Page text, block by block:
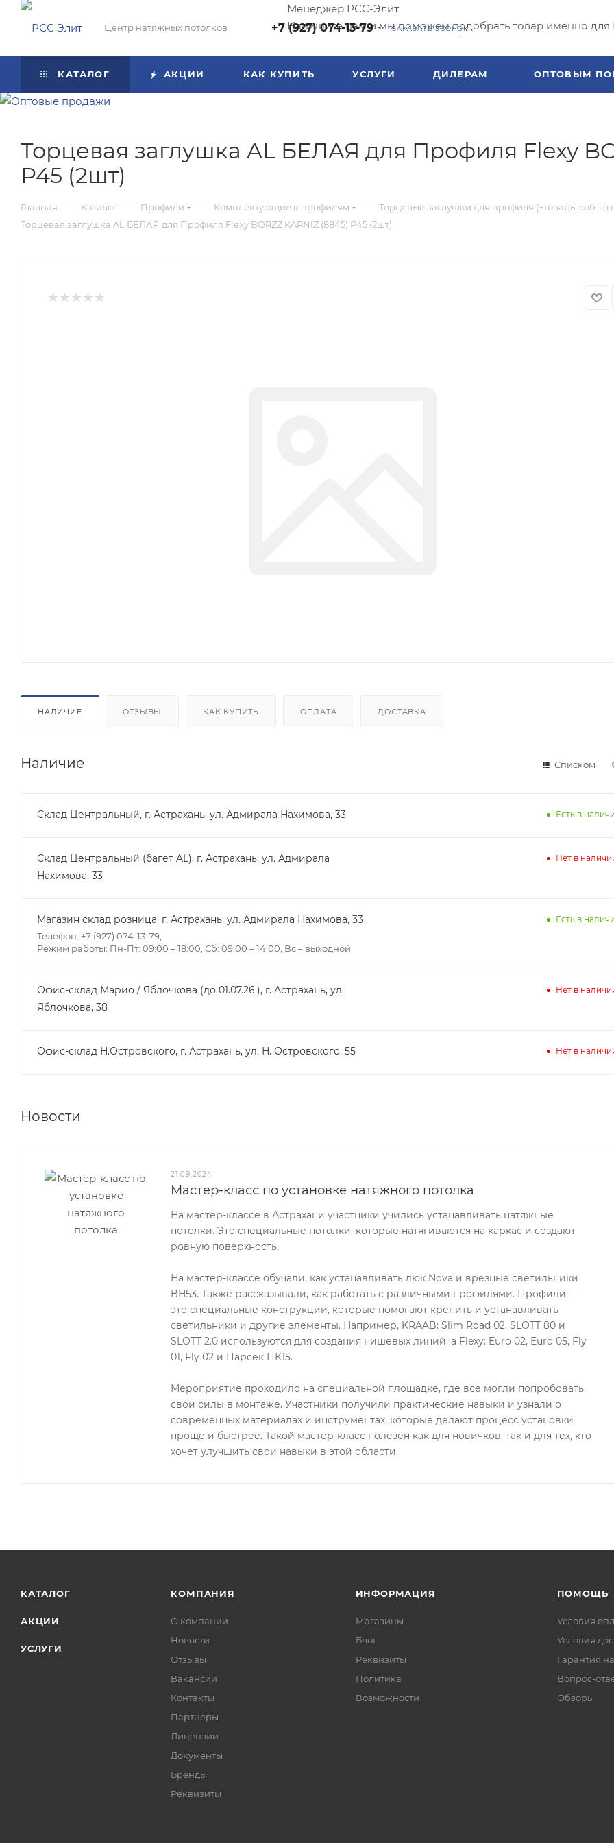
Менеджер РСС-Элит
Напишите нам и мы поможем подобрать товар именно для
Центр натяжных потолков +7 (927) 074-13-79 ЗАКАЗАТЬ ЗВОНОК
КАТАЛОГ АКЦИИ КАК КУПИТЬ УСЛУГИ ДИЛЕРАМ ОПТОВЫМ
Торцевая заглушка AL БЕЛАЯ для Профиля Flexy
Р45 (2шт)
Главная — Каталог — Профили — Комплектующие к профилям —
Торцевые заглушки для профиля (+товары соб-го
Торцевая заглушка AL БЕЛАЯ для Профиля Flexy BORZZ KARNIZ (8845) Р45 (2шт)
НАЛИЧИЕ ОТЗЫВЫ КАК КУПИТЬ ОПЛАТА ДОСТАВКА
Наличие Списком
Склад Центральный, г. Астрахань, ул. Адмирала Нахимова, 33 Есть в
Склад Центральный (багет AL), г. Астрахань, ул. Адмирала
Нахимова, 33
Нет в
Магазин склад розница, г. Астрахань, ул. Адмирала Нахимова, 33
Телефон: +7 (927) 074-13-79,
Режим работы: Пн-Пт: 09:00 – 18:00, Сб: 09:00 – 14:00, Вс – выходной
Есть в
Офис-склад Марио / Яблочкова (до 01.07.26.), г. Астрахань, ул.
Яблочкова, 38
Нет в
Офис-склад Н.Островского, г. Астрахань, ул. Н. Островского, 55 Нет в
Новости
21.09.2024
Мастер-класс по установке натяжного потолка
На мастер-классе в Астрахани участники учились устанавливать натяжные
потолки. Это специальные потолки, которые натягиваются на каркас и создают
ровную поверхность.
На мастер-классе обучали, как устанавливать люк Nova и врезные светильники
BH53. Также рассказывали, как работать с различными профилями. Профили —
это специальные конструкции, которые помогают крепить и устанавливать
светильники и другие элементы. Например, KRAAB: Slim Road 02, SLOTT 80 и
SLOTT 2.0 используются для создания нишевых линий, а Flexy: Euro 02, Euro 05, Fly
01, Fly 02 и Парсек ПК15.
Мероприятие проходило на специальной площадке, где все могли попробовать
свои силы в монтаже. Участники получили практические навыки и узнали о
современных материалах и инструментах, которые делают процесс установки
проще и быстрее. Такой мастер-класс полезен как для новичков, так и для тех, кто
хочет улучшить свои навыки в этой области.
КАТАЛОГ
АКЦИИ
УСЛУГИ
КОМПАНИЯ
О компании
Новости
Отзывы
Вакансии
Контакты
Партнеры
Лицензии
Документы
Бренды
Реквизиты
ИНФОРМАЦИЯ
Магазины
Блог
Реквизиты
Политика
Возможности
ПОМОЩЬ
Условия
Условия
Гарантия
Вопрос-
Обзоры